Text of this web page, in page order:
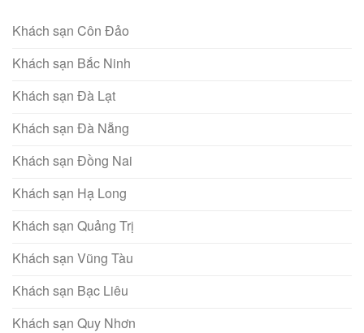
Khách sạn Côn Đảo
Khách sạn Bắc Ninh
Khách sạn Đà Lạt
Khách sạn Đà Nẵng
Khách sạn Đồng Nai
Khách sạn Hạ Long
Khách sạn Quảng Trị
Khách sạn Vũng Tàu
Khách sạn Bạc Liêu
Khách sạn Quy Nhơn